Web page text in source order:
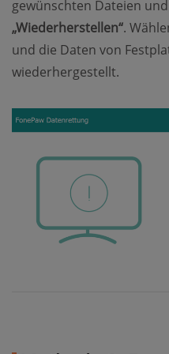
gewünschten Dateien
„Wiederherstellen“.
und die Daten von
wiederhergestellt.